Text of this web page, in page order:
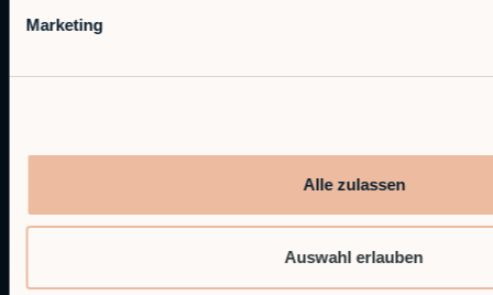
Marketing
Alle zulassen
Auswahl erlauben
Fertigung
Logistik